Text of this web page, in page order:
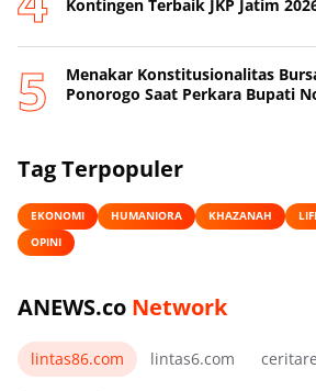
Kontingen Terbaik JKP Jatim
Menakar Konstitusionalitas
Ponorogo Saat Perkara Bupati
Tag Terpopuler
EKONOMI HUMANIORA KHAZANAH
OPINI
ANEWS.co Network
lintas86.com lintas6.com